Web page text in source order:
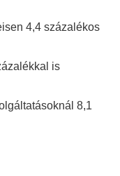
4,4 százalékos
is
8,1